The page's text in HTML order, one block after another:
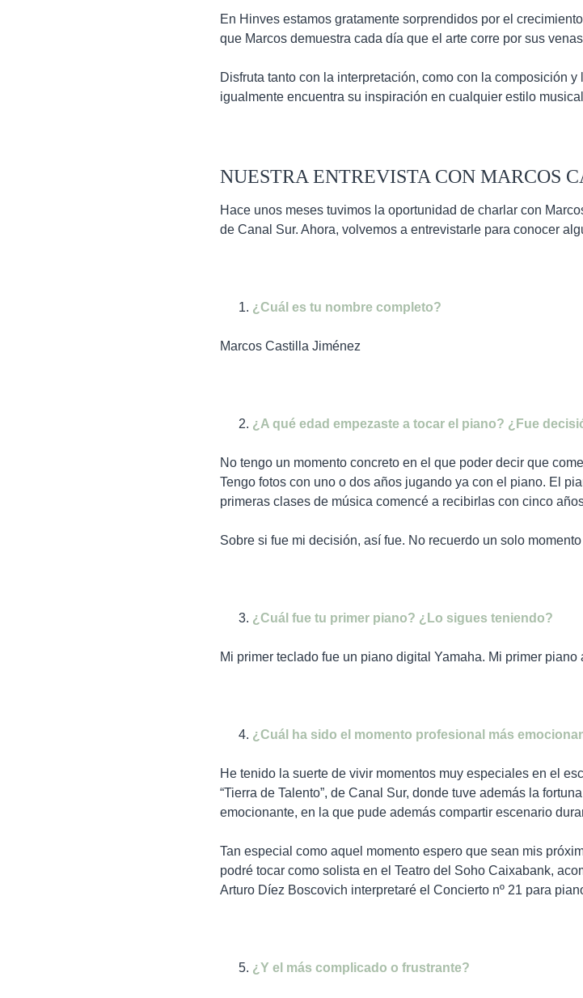
En Hinves estamos gratamente sorprendidos por el
que Marcos demuestra cada día que el arte corre por sus
Disfruta tanto con la interpretación, como con la composición
igualmente encuentra su inspiración en cualquier estilo
NUESTRA ENTREVISTA CON MARCOS
Hace unos meses tuvimos la oportunidad de charlar con
de Canal Sur. Ahora, volvemos a entrevistarle para conocer
¿Cuál es tu nombre completo?
Marcos Castilla Jiménez
¿A qué edad empezaste a tocar el piano? ¿Fue
No tengo un momento concreto en el que poder decir que
Tengo fotos con uno o dos años jugando ya con el piano. El
primeras clases de música comencé a recibirlas con cinco
Sobre si fue mi decisión, así fue. No recuerdo un solo
¿Cuál fue tu primer piano? ¿Lo sigues teniendo?
Mi primer teclado fue un piano digital Yamaha. Mi primer piano
¿Cuál ha sido el momento profesional más
He tenido la suerte de vivir momentos muy especiales en el
“Tierra de Talento”, de Canal Sur, donde tuve además la
emocionante, en la que pude además compartir escenario
Tan especial como aquel momento espero que sean mis
podré tocar como solista en el Teatro del Soho Caixabank,
Arturo Díez Boscovich interpretaré el Concierto nº 21 para
¿Y el más complicado o frustrante?